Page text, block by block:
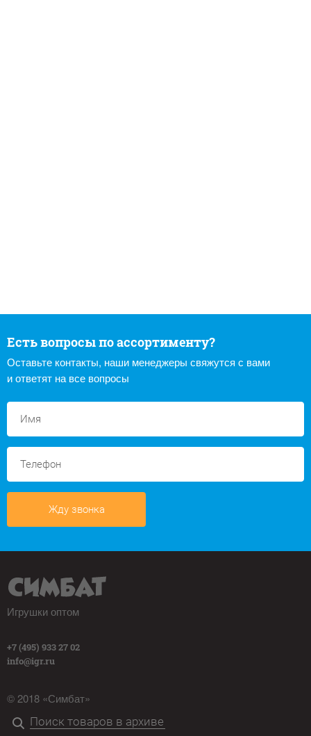
Есть вопросы по ассортименту?
Оставьте контакты, наши менеджеры свяжутся с вами
и ответят на все вопросы
Жду звонка
Игрушки оптом
+7 (495) 933 27 02
info@igr.ru
© 2018 «Симбат»